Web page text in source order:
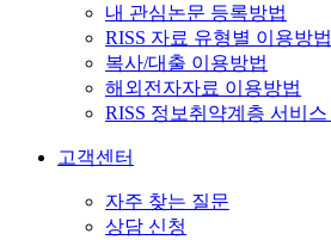
내 관심논문 등록방법
RISS 자료 유형별 이용방법
복사/대출 이용방법
해외전자자료 이용방법
RISS 정보취약계층 서비
고객센터
자주 찾는 질문
상담 신청